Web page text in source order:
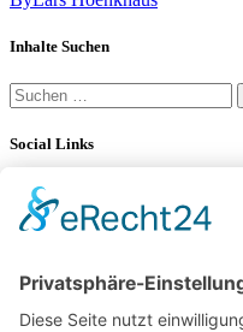
Inhalte Suchen
Suchen
nach:
Social Links
YouTube LinkedIn
100 km Verbrauch Test